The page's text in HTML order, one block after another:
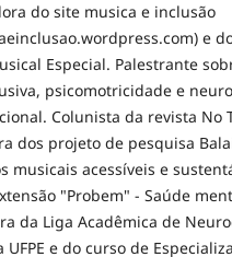
do site musica e inclusão
e
Especial. Palestrante
psicomotricidade e
Colunista da revista No
dos projeto de pesquisa
musicais acessíveis e
"Probem" - Saúde
da Liga Acadêmica de
UFPE e do curso de